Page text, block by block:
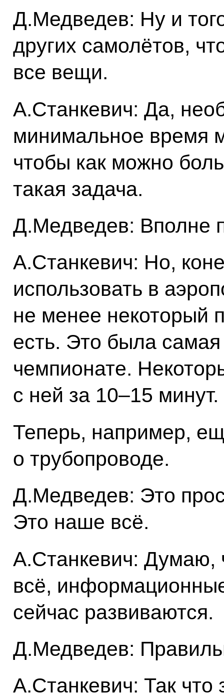
Д.Медведев: Ну и
других самолётов,
все вещи.
А.Станкевич: Да,
минимальное время
чтобы как можно
такая задача.
Д.Медведев: Вполне
А.Станкевич: Но,
использовать в
не менее некоторый
есть. Это была
чемпионате.
с ней за 10–15 минут.
Теперь, например,
о трубопроводе.
Д.Медведев: Это
Это наше всё.
А.Станкевич: Думаю,
всё,
сейчас развиваются.
Д.Медведев:
А.Станкевич: Так что